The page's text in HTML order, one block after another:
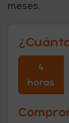
meses.
4
horas